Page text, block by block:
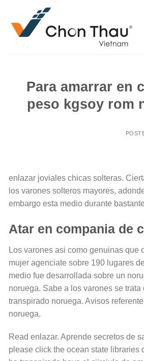
Para amarrar en
peso kgsoy rom
enlazar joviales chicas solteras.
los varones solteros mayores,
embargo esta medio durante
Atar en compania de
Los varones asi­ como genuinas que
mujer agenciate sobre 190 lugares
medio fue desarrollada sobre un
noruega. Sabe a los varones se
transpirado noruega. Avisos
noruega.
Read enlazar. Aprende secretos de
please click the ocean state